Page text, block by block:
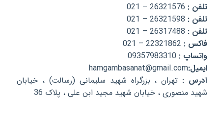
تلفن : 26321576 – 021
تلفن : 26321598 – 021
تلفن : 26317488 – 021
فاکس :
واتساپ : 09357983310
ایمیل:hamgambasanat@gmail.com
آدرس : تهران ، بزرگراه شهید سلیمانی (رسالت) ، خیابان
شهید منصوری ، خیابان شهید مجید ابن علی ، پلاک 36